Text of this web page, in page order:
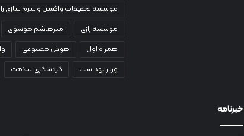
موسسه تحقیقات واکسن و سرم سازی
موسسه رازی
میرهاشم موسوی
همراه اول
هوش مصنوعی
وزیر بهداشت
گردشگری سلامت
خبرنامه